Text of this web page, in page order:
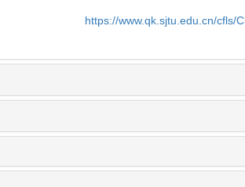
https://www.qk.sjtu.edu.cn/cfls/